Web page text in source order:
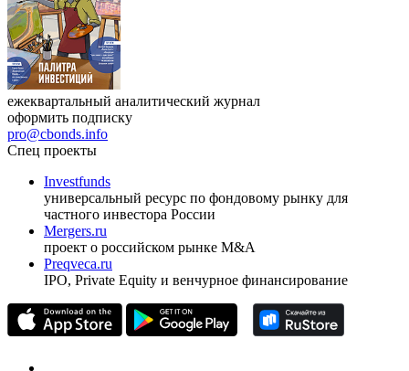
ежеквартальный аналитический журнал
оформить подписку
pro@cbonds.info
Спец проекты
Investfunds
универсальный ресурс по фондовому рынку для
частного инвестора России
Mergers.ru
проект о российском рынке M&A
Preqveca.ru
IPO, Private Equity и венчурное финансирование